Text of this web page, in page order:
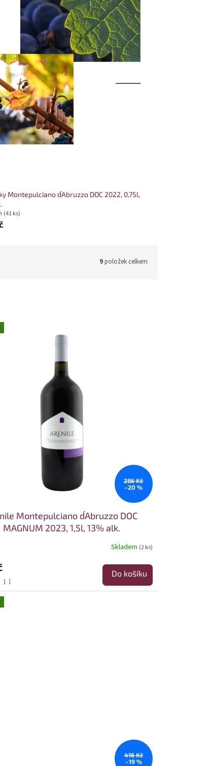
Montepulciano d´Abruzzo DOC 2022, 0,75l,
(41 ks)
9položek celkem
286 Kč
–20 %
Montepulciano d´Abruzzo DOC
MAGNUM 2023, 1,5l, 13% alk.
Skladem (2 ks)
1 l
Do košíku
416 Kč
–19 %